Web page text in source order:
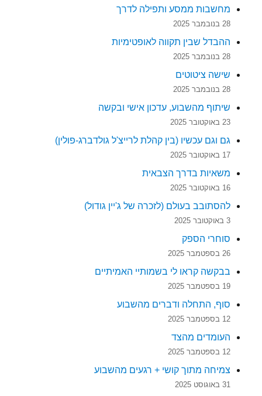
מחשבות ממסע ותפילה לדרך
28 בנובמבר 2025
ההבדל שבין תקווה לאופטימיות
28 בנובמבר 2025
שישה ציטוטים
28 בנובמבר 2025
שיתוף מהשבוע, עדכון אישי ובקשה
23 באוקטובר 2025
גם וגם עכשיו (בין קהלת לרייצ'ל גולדברג-פולין)
17 באוקטובר 2025
משאיות בדרך הצבאית
16 באוקטובר 2025
להסתובב בעולם (לזכרה של ג'יין גודול)
3 באוקטובר 2025
סוחרי הספק
26 בספטמבר 2025
בבקשה קראו לי בשמותיי האמיתיים
19 בספטמבר 2025
סוף, התחלה ודברים מהשבוע
12 בספטמבר 2025
העומדים מהצד
12 בספטמבר 2025
צמיחה מתוך קושי + רגעים מהשבוע
31 באוגוסט 2025